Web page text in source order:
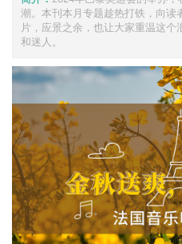
潮。本刊本月专题趁热打铁，向读
片，应景之余，也让大家重温这
和迷人。